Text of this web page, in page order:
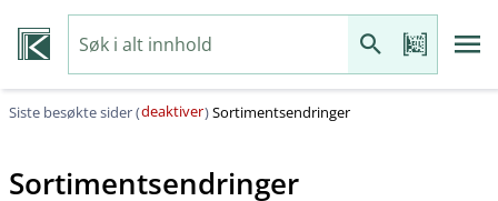
Siste besøkte sider (deaktiver)Sortimentsendringer
Sortimentsendringer